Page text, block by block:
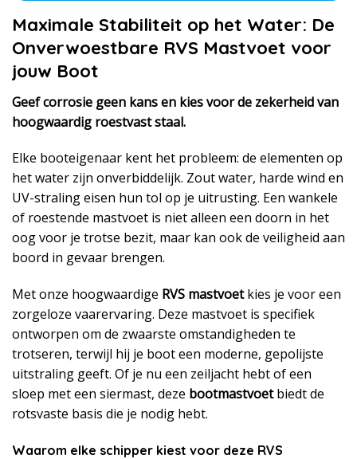
Maximale Stabiliteit op het Water: De
Onverwoestbare RVS Mastvoet voor
jouw Boot
Geef corrosie geen kans en kies voor de zekerheid van
hoogwaardig roestvast staal.
Elke booteigenaar kent het probleem: de elementen op
het water zijn onverbiddelijk. Zout water, harde wind en
UV-straling eisen hun tol op je uitrusting. Een wankele
of roestende mastvoet is niet alleen een doorn in het
oog voor je trotse bezit, maar kan ook de veiligheid aan
boord in gevaar brengen.
Met onze hoogwaardige RVS mastvoetkies je voor een
zorgeloze vaarervaring. Deze mastvoet is specifiek
ontworpen om de zwaarste omstandigheden te
trotseren, terwijl hij je boot een moderne, gepolijste
uitstraling geeft. Of je nu een zeiljacht hebt of een
sloep met een siermast, deze bootmastvoetbiedt de
rotsvaste basis die je nodig hebt.
Waarom elke schipper kiest voor deze RVS